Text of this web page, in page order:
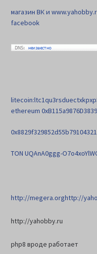
магазин ВК и
facebook
ethereum
TON UQAnA0ggg-
http://megera.orghttp://
http://yahobby.ru
php8 вроде работает